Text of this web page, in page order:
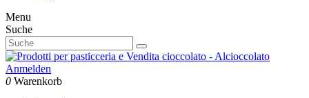
Menu
Suche
Anmelden
0 Warenkorb